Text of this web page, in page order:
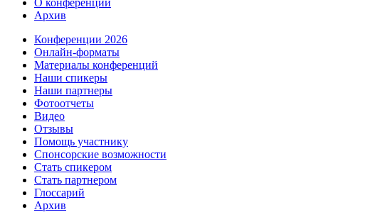
О конференции
Архив
Конференции 2026
Онлайн-форматы
Материалы конференций
Наши спикеры
Наши партнеры
Фотоотчеты
Видео
Отзывы
Помощь участнику
Спонсорские возможности
Стать спикером
Стать партнером
Глоссарий
Архив